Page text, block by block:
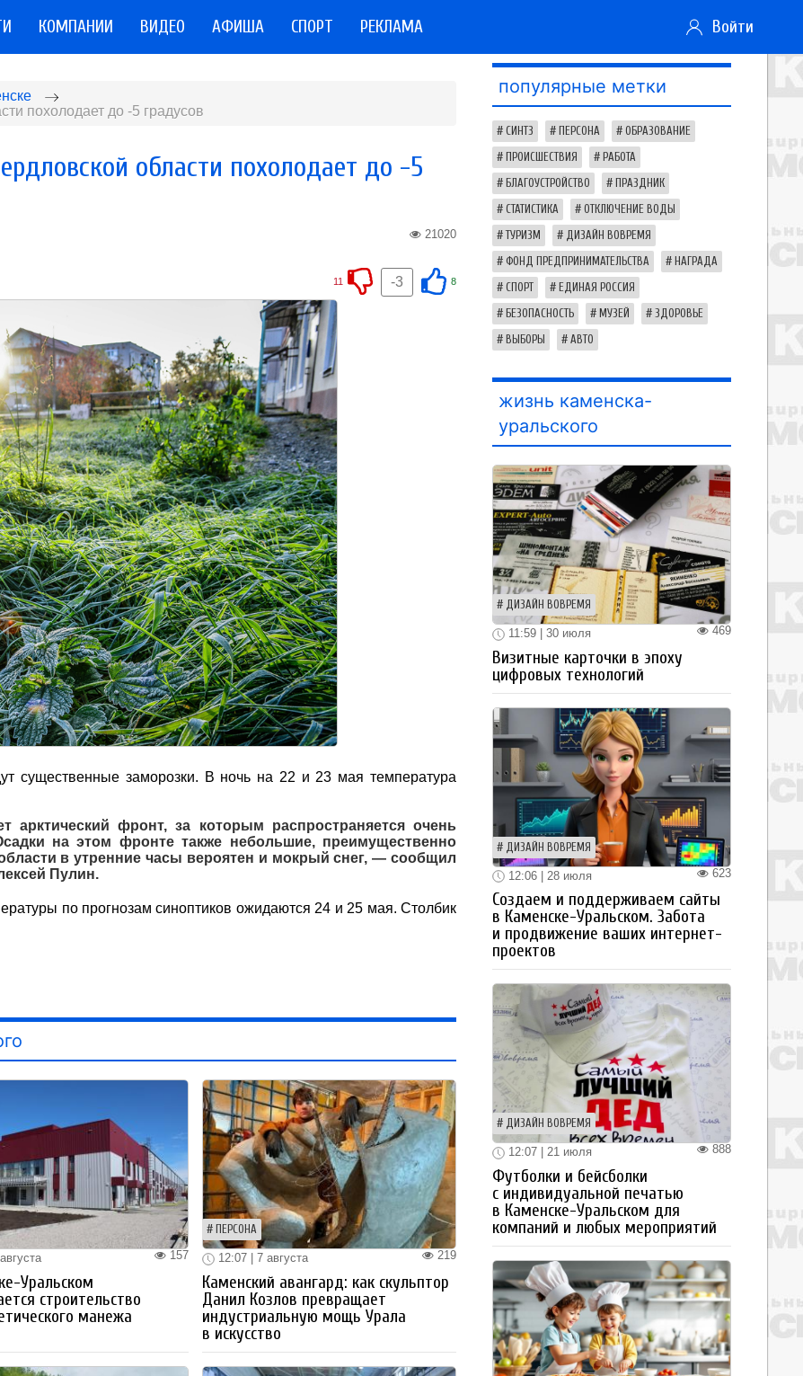
КОМПАНИИ ВИДЕО АФИША СПОРТ РЕКЛАМА Войти
похолодает до -5 градусов
области похолодает до -5
21020
8
-3
11
существенные заморозки. В ночь на 22 и 23 мая температура
арктический фронт, за которым распространяется очень
на этом фронте также небольшие, преимущественно
в утренние часы вероятен и мокрый снег, — сообщил
Пулин.
по прогнозам синоптиков ожидаются 24 и 25 мая. Столбик
157
Уральском
строительство
манежа
ПЕРСОНА
219
12:07 | 7 августа
Каменский авангард: как скульптор
Данил Козлов превращает
индустриальную мощь Урала
в искусство
популярные метки
СИНТЗ ПЕРСОНА ОБРАЗОВАНИЕ
ПРОИСШЕСТВИЯ РАБОТА
БЛАГОУСТРОЙСТВО ПРАЗДНИК
СТАТИСТИКА ОТКЛЮЧЕНИЕ ВОДЫ
ТУРИЗМ ДИЗАЙН ВОВРЕМЯ
ФОНД ПРЕДПРИНИМАТЕЛЬСТВА НАГРАДА
СПОРТ ЕДИНАЯ РОССИЯ
БЕЗОПАСНОСТЬ МУЗЕЙ ЗДОРОВЬЕ
ВЫБОРЫ АВТО
жизнь каменска-
уральского
ДИЗАЙН ВОВРЕМЯ
469
11:59 | 30 июля
Визитные карточки в эпоху
цифровых технологий
ДИЗАЙН ВОВРЕМЯ
623
12:06 | 28 июля
Создаем и поддерживаем сайты
в Каменске-Уральском. Забота
и продвижение ваших интернет-
проектов
ДИЗАЙН ВОВРЕМЯ
888
12:07 | 21 июля
Футболки и бейсболки
с индивидуальной печатью
в Каменске-Уральском для
компаний и любых мероприятий